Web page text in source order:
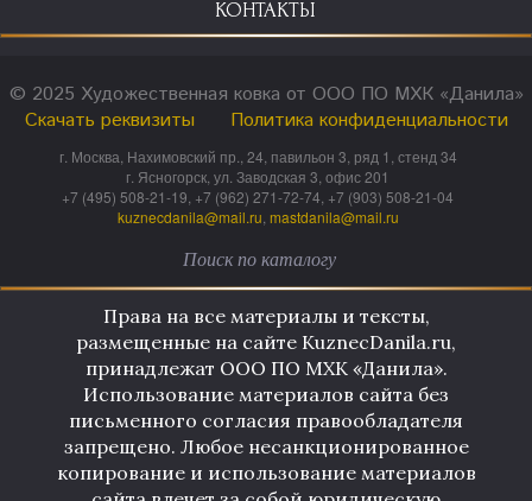
КОНТАКТЫ
© 2025 Художественная ковка от ООО ПО МХК «Данила»
Скачать реквизиты
Политика конфиденциальности
г. Москва, Нахимовский пр., 24, павильон 3, ряд 1, стенд 34
г. Ясногорск, ул. Заводская 3, офис 201
+7 (495) 508-21-19, +7 (962) 271-72-74, +7 (903) 508-21-04
kuznecdanila@mail.ru mastdanila@mail.ru
Права на все материалы и тексты,
размещенные на сайте KuznecDanila.ru,
принадлежат ООО ПО МХК «Данила».
Использование материалов сайта без
письменного согласия правообладателя
запрещено. Любое несанкционированное
копирование и использование материалов